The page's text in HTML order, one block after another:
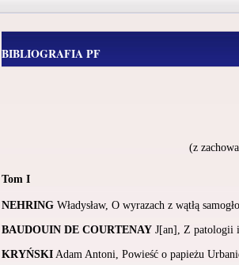
BIBLIOGRAFIA PF
(z
Tom I
NEHRING Władysław, O wyrazach z wątłą
BAUDOUIN DE COURTENAY J[an], Z patologii
KRYŃSKI Adam Antoni, Powieść o papieżu